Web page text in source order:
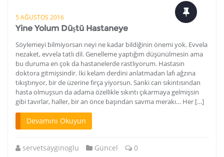
5 AĞUSTOS 2016
Yine Yolum Düştü Hastaneye
Söylemeyi bilmiyorsan neyi ne kadar bildiğinin önemi yok. Evvela
nezaket, evvela tatlı dil. Genelleme yaptığım düşünülmesin ama
bu duruma en çok da hastanelerde rastlıyorum. Hastasın
doktora gitmişsindir. İki kelam derdini anlatmadan lafı ağzına
tıkıştırıyor, bir de üzerine fırça yiyorsun. Sanki can sıkıntısından
hasta olmuşsun da adama özellikle sıkıntı çıkarmaya gelmişsin
gibi tavırlar, haller, bir an önce başından savma merakı… Her […]
Devamını Okuyun
servetsayginoglu Güncel 0